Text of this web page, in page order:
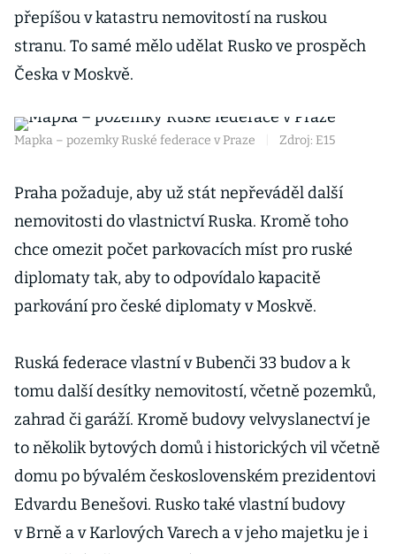
přepíšou v katastru nemovitostí na ruskou
stranu. To samé mělo udělat Rusko ve prospěch
Česka v Moskvě.
Mapka – pozemky Ruské federace v Praze Zdroj: E15
Praha požaduje, aby už stát nepřeváděl další
nemovitosti do vlastnictví Ruska. Kromě toho
chce omezit počet parkovacích míst pro ruské
diplomaty tak, aby to odpovídalo kapacitě
parkování pro české diplomaty v Moskvě.
Ruská federace vlastní v Bubenči 33 budov a k
tomu další desítky nemovitostí, včetně pozemků,
zahrad či garáží. Kromě budovy velvyslanectví je
to několik bytových domů i historických vil včetně
domu po bývalém československém prezidentovi
Edvardu Benešovi. Rusko také vlastní budovy
v Brně a v Karlových Varech a v jeho majetku je i